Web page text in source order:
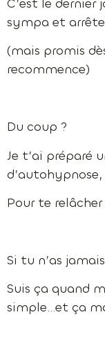
C’est le dernier
sympa et
(mais promis
recommence)
Du coup ?
Je t’ai préparé
Pour te
Si tu n’as
Suis ça quand
simple…et ça